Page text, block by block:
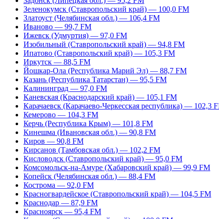
Зеленокумск (Ставропольский край) — 100,0 FM
Златоуст (Челябинская обл.) — 106,4 FM
Иваново — 99,7 FM
Ижевск (Удмуртия) — 97,0 FM
Изобильный (Ставропольский край) — 94,8 FM
Ипатово (Ставропольский край) — 105,3 FM
Иркутск — 88,5 FM
Йошкар-Ола (Республика Марий Эл) — 88,7 FM
Казань (Республика Татарстан) — 95,5 FM
Калининград — 97,0 FM
Каневская (Краснодарский край) — 105,1 FM
Карачаевск (Карачаево-Черкесская республика) — 102,3
Кемерово — 104,3 FM
Керчь (Республика Крым) — 101,8 FM
Кинешма (Ивановская обл.) — 90,8 FM
Киров — 90,8 FM
Кирсанов (Тамбовская обл.) — 102,2 FM
Кисловодск (Ставропольский край) — 95,0 FM
Комсомольск-на-Амуре (Хабаровский край) — 99,9 FM
Копейск (Челябинская обл.) — 88,4 FM
Кострома — 92,0 FM
Красногвардейское (Ставропольский край) — 104,5 FM
Краснодар — 87,9 FM
Красноярск — 95,4 FM